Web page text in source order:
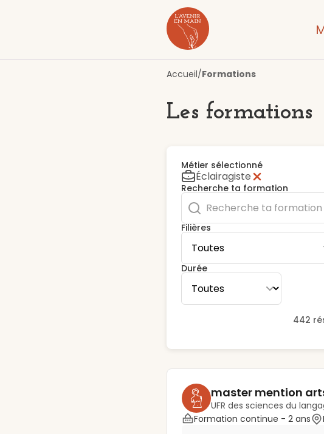
Accueil/Formations
Les formations
Métier sélectionné
Éclairagiste
Recherche ta formation
Filières
Durée
442
master mention
UFR des sciences du
Formation continue - 2 ans